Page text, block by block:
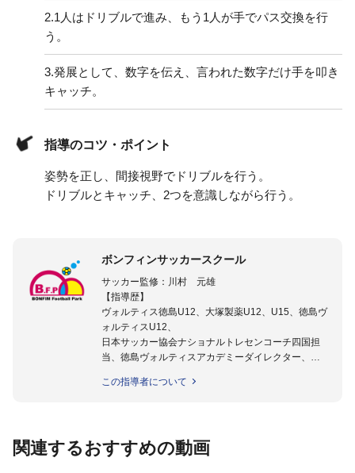
2.1人はドリブルで進み、もう1人が手でパス交換を行
う。
3.発展として、数字を伝え、言われた数字だけ手を叩き
キャッチ。
指導のコツ・ポイント
姿勢を正し、間接視野でドリブルを行う。
ドリブルとキャッチ、2つを意識しながら行う。
ボンフィンサッカースクール
サッカー監修：川村 元雄
【指導歴】
ヴォルティス徳島U12、大塚製薬U12、U15、徳島ヴ
ォルティスU12、
日本サッカー協会ナショナルトレセンコーチ四国担
当、徳島ヴォルティスアカデミーダイレクター、
日本サッカー協会公認B級養成講習会インストラクタ
協会公認キッズリーダーチーフインストラクター
この指導者について
関連するおすすめの動画